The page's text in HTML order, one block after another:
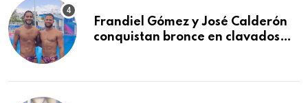
Frandiel Gómez y José Calderón
conquistan bronce en clavados